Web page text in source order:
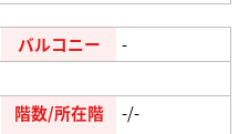
バルコニー
-
階数/所在階 -/-